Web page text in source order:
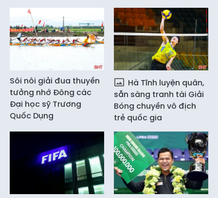
Sôi nôi giải đua thuyền
tưởng nhớ Đông các
Đại học sỹ Trương
Quốc Dụng
Hà Tĩnh luyện quân,
sẵn sàng tranh tài Giải
Bóng chuyền vô địch
trẻ quốc gia